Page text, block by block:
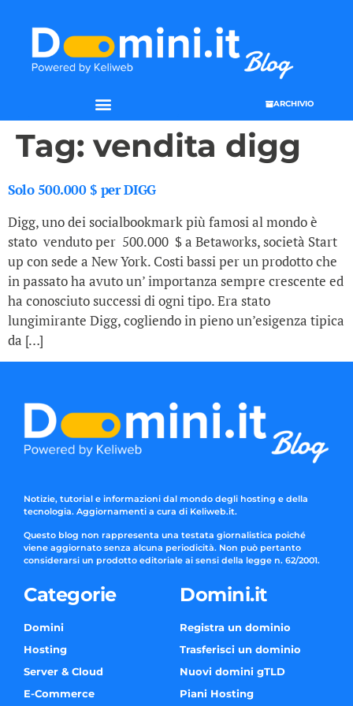
ARCHIVIO
Tag: vendita digg
Solo 500.000 $ per DIGG
Digg, uno dei socialbookmark più famosi al mondo è
stato venduto per 500.000 $ a Betaworks, società Start
up con sede a New York. Costi bassi per un prodotto che
in passato ha avuto un’ importanza sempre crescente ed
ha conosciuto successi di ogni tipo. Era stato
lungimirante Digg, cogliendo in pieno un’esigenza tipica
da […]
Notizie, tutorial e informazioni dal mondo degli hosting e della
tecnologia. Aggiornamenti a cura di Keliweb.it.
Questo blog non rappresenta una testata giornalistica poiché
viene aggiornato senza alcuna periodicità. Non può pertanto
considerarsi un prodotto editoriale ai sensi della legge n. 62/2001.
Categorie
Domini
Hosting
Server & Cloud
E-Commerce
Domini.it
Registra un dominio
Trasferisci un dominio
Nuovi domini gTLD
Piani Hosting